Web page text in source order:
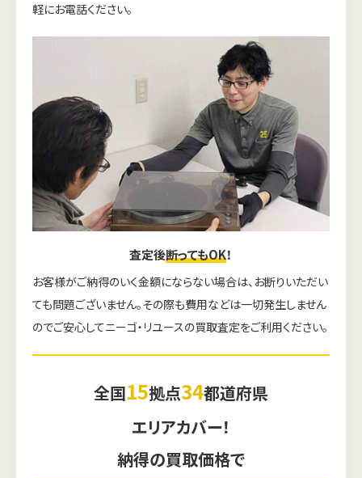
軽にお電話ください。
査定後断ってもOK！
お客様がご納得のいく金額にならない場合は、お断りいただい
ても問題ございません。その際も費用などは一切発生しません
のでご安心してニーゴ・リユースの買取査定をご利用ください。
全国15拠点34都道府県
エリアカバー！
納得の買取価格で